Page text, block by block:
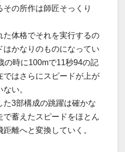
の所作は師匠そっくり
た体格でそれを実行するの
はかなりのものになってい
の時に100mで11秒94の記
ではさらにスピードが上が
い。
た3部構成の跳躍は確かな
で蓄えたスピードをほとん
離へと変換していく。